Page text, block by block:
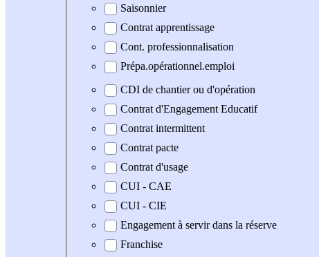
Saisonnier
Contrat apprentissage
Cont. professionnalisation
Prépa.opérationnel.emploi
CDI de chantier ou d'opération
Contrat d'Engagement Educatif
Contrat intermittent
Contrat pacte
Contrat d'usage
CUI - CAE
CUI - CIE
Engagement à servir dans la réserve
Franchise